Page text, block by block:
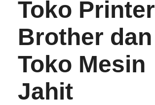
Toko Printer
Brother dan
Toko Mesin
Jahit